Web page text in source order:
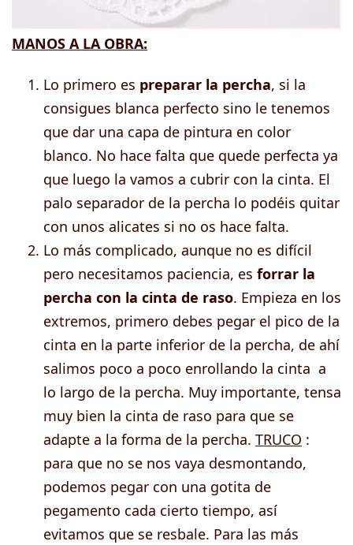
MANOS A LA OBRA:
Lo primero es preparar la percha, si la
consigues blanca perfecto sino le tenemos
que dar una capa de pintura en color
blanco. No hace falta que quede perfecta ya
que luego la vamos a cubrir con la cinta. El
palo separador de la percha lo podéis quitar
con unos alicates si no os hace falta.
Lo más complicado, aunque no es difícil
pero necesitamos paciencia, es forrar la
percha con la cinta de raso. Empieza en los
extremos, primero debes pegar el pico de la
cinta en la parte inferior de la percha, de ahí
salimos poco a poco enrollando la cinta a
lo largo de la percha. Muy importante, tensa
muy bien la cinta de raso para que se
adapte a la forma de la percha. TRUCO :
para que no se nos vaya desmontando,
podemos pegar con una gotita de
pegamento cada cierto tiempo, así
evitamos que se resbale. Para las más